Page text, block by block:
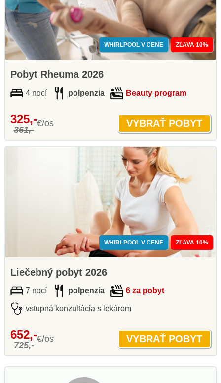
WHIRLPOOL V CENE ZĽAVA 10%
Pobyt Rheuma 2026
4 nocí polpenzia Beauty program
325,-
361,-
€/os
WHIRLPOOL V CENE ZĽAVA 10%
Liečebný pobyt 2026
7 nocí polpenzia 6 za pobyt
vstupná konzultácia s lekárom
652,-
725,-
€/os